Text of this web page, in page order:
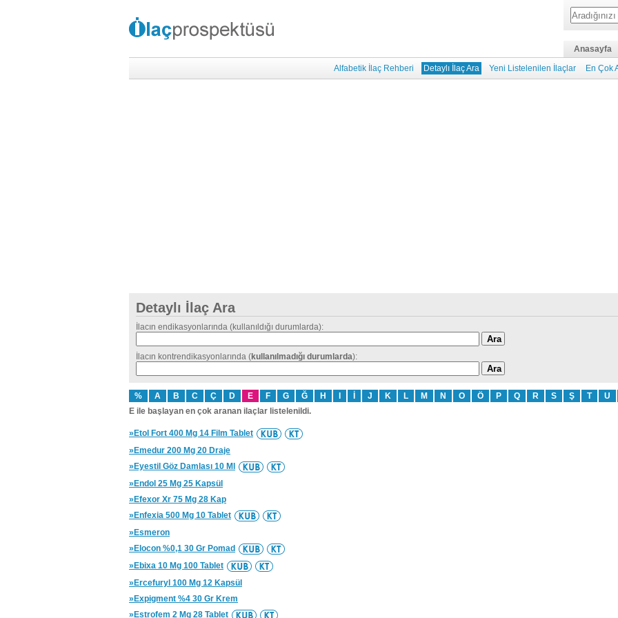
Anasayfa
Alfabetik İlaç Rehberi
Detaylı İlaç Ara Yeni Listelenilen İlaçlar En Çok
Detaylı İlaç Ara
İlacın endikasyonlarında (kullanıldığı durumlarda):
İlacın kontrendikasyonlarında (kullanılmadığı durumlarda):
% A B C Ç D E F G Ğ H J K L M N O Ö P Q R S Ş T U
E ile başlayan en çok aranan ilaçlar listelenildi.
»Etol Fort 400 Mg 14 Film Tablet
»Emedur 200 Mg 20 Draje
»Eyestil Göz Damlası 10 Ml
»Endol 25 Mg 25 Kapsül
»Efexor Xr 75 Mg 28 Kap
»Enfexia 500 Mg 10 Tablet
»Esmeron
»Elocon %0,1 30 Gr Pomad
»Ebixa 10 Mg 100 Tablet
»Ercefuryl 100 Mg 12 Kapsül
»Expigment %4 30 Gr Krem
»Estrofem 2 Mg 28 Tablet